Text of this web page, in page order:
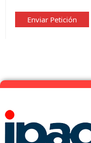
privacidad*
Enviar Petición